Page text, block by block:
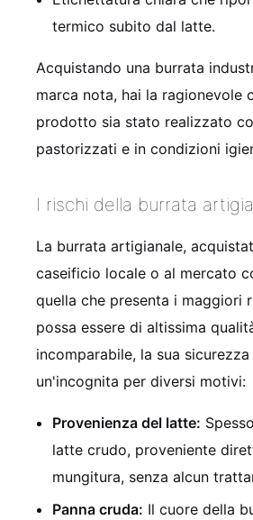
termico subito dal latte.
Acquistando una burrata
marca nota, hai la ragionevole
prodotto sia stato realizzato
pastorizzati e in condizioni
I rischi della burrata
La burrata artigianale,
caseificio locale o al mercato
quella che presenta i maggiori
possa essere di altissima
incomparabile, la sua
un'incognita per diversi motivi:
Provenienza del latte:
latte crudo, proveniente
mungitura, senza alcun
Panna cruda: Il cuore della